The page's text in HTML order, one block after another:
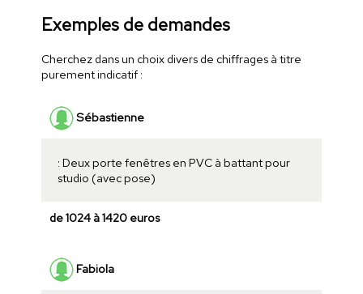
Exemples de demandes
Cherchez dans un choix divers de chiffrages à titre
purement indicatif :
Sébastienne
: Deux porte fenêtres en PVC à battant pour
studio (avec pose)
de 1024 à 1420 euros
Fabiola